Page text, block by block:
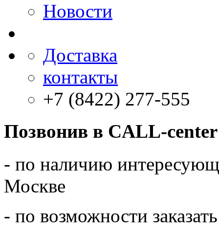
Новости
Доставка
контакты
+7 (8422) 277-555
Позвонив в CALL-
- по наличию
Москве
- по возможности